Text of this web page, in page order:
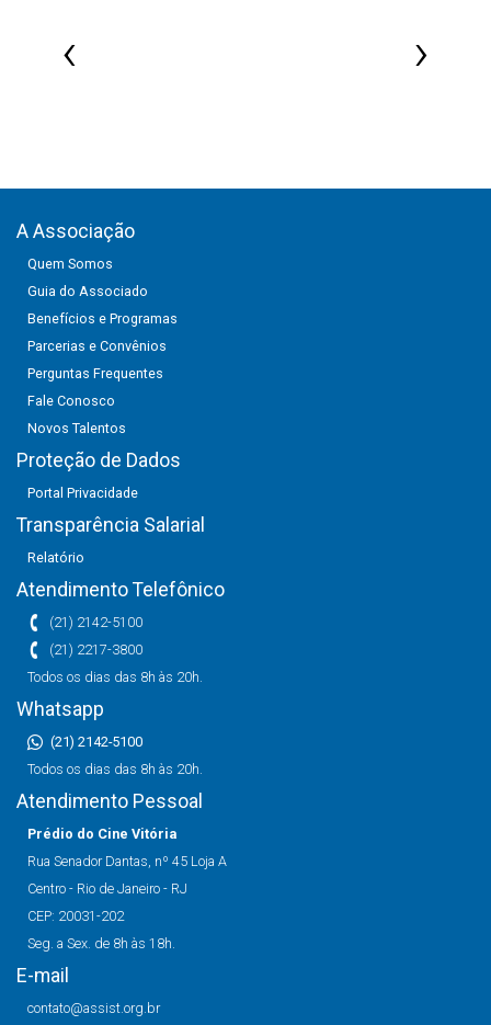
‹ ›
A Associação
Quem Somos
Guia do Associado
Benefícios e Programas
Parcerias e Convênios
Perguntas Frequentes
Fale Conosco
Novos Talentos
Proteção de Dados
Portal Privacidade
Transparência Salarial
Relatório
Atendimento Telefônico
(21) 2142-5100
(21) 2217-3800
Todos os dias das 8h às 20h.
Whatsapp
(21) 2142-5100
Todos os dias das 8h às 20h.
Atendimento Pessoal
Prédio do Cine Vitória
Rua Senador Dantas, nº 45 Loja A
Centro - Rio de Janeiro - RJ
CEP: 20031-202
Seg. a Sex. de 8h às 18h.
E-mail
contato@assist.org.br